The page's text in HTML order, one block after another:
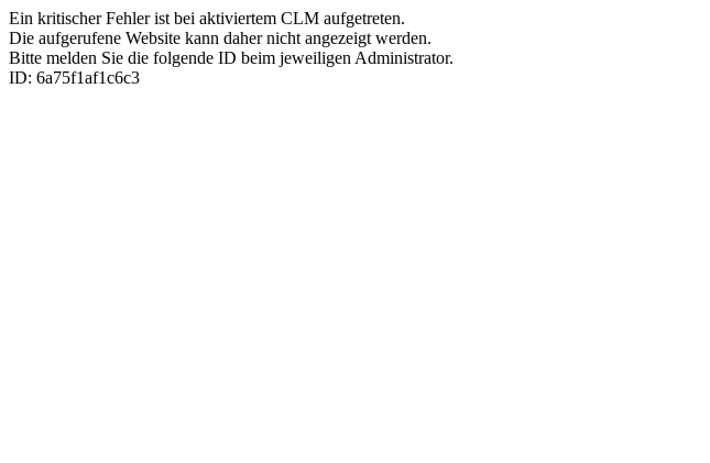
Ein kritischer Fehler ist bei aktiviertem CLM aufgetreten.
Die aufgerufene Website kann daher nicht angezeigt werden.
Bitte melden Sie die folgende ID beim jeweiligen Administrator.
ID: 6a75f1af1c6c3